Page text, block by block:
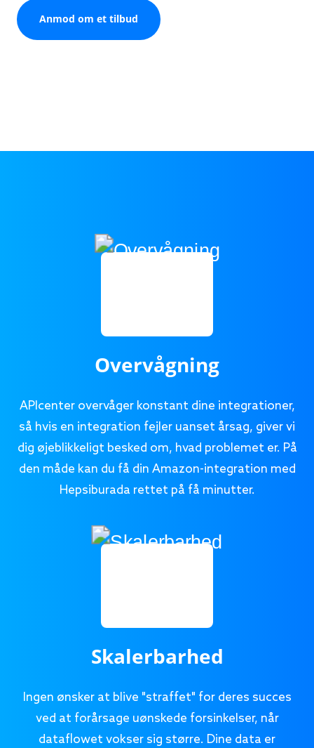
Anmod om et tilbud
Overvågning
APIcenter overvåger konstant dine integrationer,
så hvis en integration fejler uanset årsag, giver vi
dig øjeblikkeligt besked om, hvad problemet er. På
den måde kan du få din Amazon-integration med
Hepsiburada rettet på få minutter.
Skalerbarhed
Ingen ønsker at blive "straffet" for deres succes
ved at forårsage uønskede forsinkelser, når
dataflowet vokser sig større. Dine data er